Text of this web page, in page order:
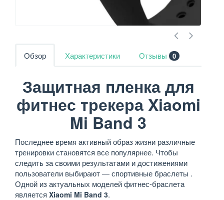
Обзор Характеристики Отзывы 0
Защитная пленка для
фитнес трекера Xiaomi
Mi Band 3
Последнее время активный образ жизни различные
тренировки становятся все популярнее. Чтобы
следить за своими результатами и достижениями
пользователи выбирают — спортивные браслеты .
Одной из актуальных моделей фитнес-браслета
является Xiaomi Mi Band 3.